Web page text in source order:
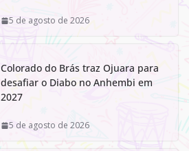
5 de agosto de 2026
Colorado do Brás traz Ojuara para
desafiar o Diabo no Anhembi em
2027
5 de agosto de 2026